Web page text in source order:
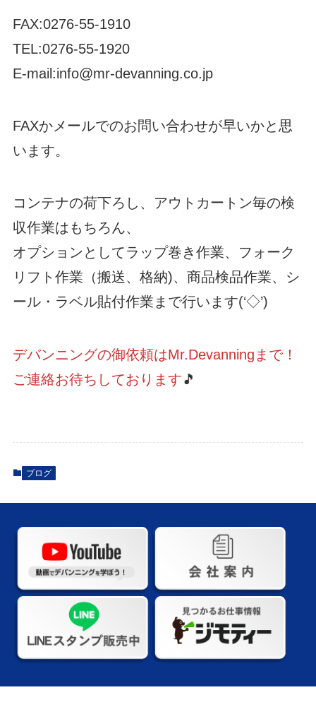
FAX:0276-55-1910
TEL:0276-55-1920
E-mail:info@mr-devanning.co.jp
FAXかメールでのお問い合わせが早いかと思
います。
コンテナの荷下ろし、アウトカートン毎の検
収作業はもちろん、
オプションとしてラップ巻き作業、フォーク
リフト作業（搬送、格納)、商品検品作業、シ
ール・ラベル貼付作業まで行います(‘◇’)ゞ
デバンニングの御依頼はMr.Devanningまで！
ご連絡お待ちしております🎵
ブログ